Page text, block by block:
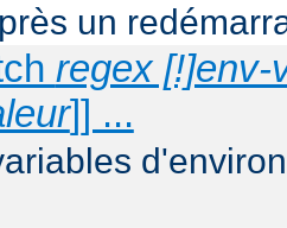
un
regex [!]env-
]] ...